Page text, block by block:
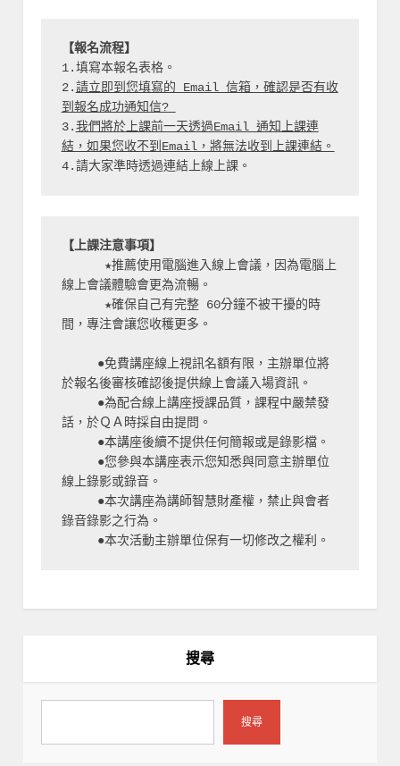
【報名流程】
1.填寫本報名表格。
2.請立即到您填寫的 Email 信箱，確認是否有收
到報名成功通知信?
3.我們將於上課前一天透過Email 通知上課連
結，如果您收不到Email，將無法收到上課連結。
4.請大家準時透過連結上線上課。
【上課注意事項】
線上會議體驗會更為流暢。
間，專注會讓您收穫更多。
於報名後審核確認後提供線上會議入場資訊。
話，於ＱＡ時採自由提問。
     ●本講座後續不提供任何簡報或是錄影檔。
線上錄影或錄音。
錄音錄影之行為。
     ●本次活動主辦單位保有一切修改之權利。
搜尋
搜尋